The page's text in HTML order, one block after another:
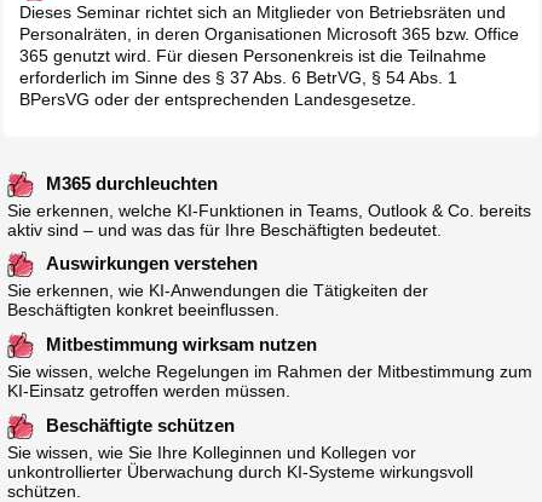
Dieses Seminar richtet sich an Mitglieder von Betriebsräten und
Personalräten, in deren Organisationen Microsoft 365 bzw. Office
365 genutzt wird. Für diesen Personenkreis ist die Teilnahme
erforderlich im Sinne des § 37 Abs. 6 BetrVG, § 54 Abs. 1
BPersVG oder der entsprechenden Landesgesetze.
M365 durchleuchten
Sie erkennen, welche KI-Funktionen in Teams, Outlook & Co. bereits
aktiv sind – und was das für Ihre Beschäftigten bedeutet.
Auswirkungen verstehen
Sie erkennen, wie KI-Anwendungen die Tätigkeiten der
Beschäftigten konkret beeinflussen.
Mitbestimmung wirksam nutzen
Sie wissen, welche Regelungen im Rahmen der Mitbestimmung zum
KI-Einsatz getroffen werden müssen.
Beschäftigte schützen
Sie wissen, wie Sie Ihre Kolleginnen und Kollegen vor
unkontrollierter Überwachung durch KI-Systeme wirkungsvoll
schützen.